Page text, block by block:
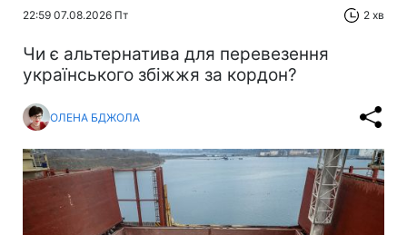
22:59 07.08.2026 Пт 2 хв
Чи є альтернатива для перевезення
українського збіжжя за кордон?
ОЛЕНА БДЖОЛА